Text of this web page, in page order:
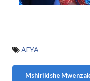
AFYA
Mshirikishe